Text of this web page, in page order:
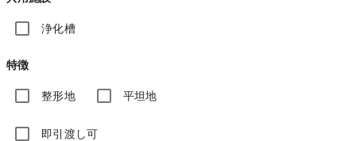
浄化槽
特徴
整形地 平坦地
即引渡し可